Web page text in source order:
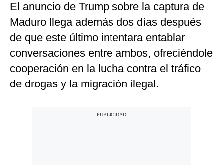
El anuncio de Trump sobre la captura de
Maduro llega además dos días después
de que este último intentara entablar
conversaciones entre ambos, ofreciéndole
cooperación en la lucha contra el tráfico
de drogas y la migración ilegal.